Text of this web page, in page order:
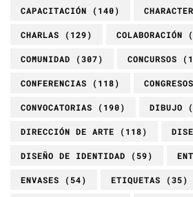
CAPACITACIÓN (140)
CHARLAS (129) COLABORACIÓN
COMUNIDAD (307) CONCURSOS
CONFERENCIAS (118) CONGRESOS
CONVOCATORIAS (190) DIBUJO
DIRECCIÓN DE ARTE (118)
DISEÑO DE IDENTIDAD (59)
ENVASES (54) ETIQUETAS (35)